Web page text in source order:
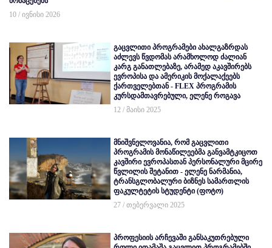
10 / ივნისი 2026
გაცვლითი პროგრამები ახალგაზრდას
აძლევს წვდომას არამხოლოდ ძალიან
კარგ განათლებაზე, არამედ აკავშირებს
ევროპისა და ამერიკის მოქალაქეებს
ქართველებთან - FLEX პროგრამის
კურსდამთავრებული, ელენე როგავა
12 / მაისი 2025
მნიშვნელოვანია, რომ გაცვლითი
პროგრამის მონაწილეებმა განვამტკიცოთ
კავშირი ევროპასთან პერსონალური მცირე
წვლილის შეტანით - ელენე ნარმანია,
ტრანსგლობალური ბიზნეს სამართლის
ფაკულტეტის სტუდენტი (ფოტო)
27 / თებერვალი 2025
პროფესიის არჩევაში განსაკუთრებული